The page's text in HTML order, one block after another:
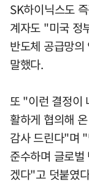
SK하이닉스도
계자도 "미국 정
반도체 공급망
말했다.
또 "이런 결정이
활하게 협의해
감사 드린다"며
준수하며 글로
겠다"고 덧붙였